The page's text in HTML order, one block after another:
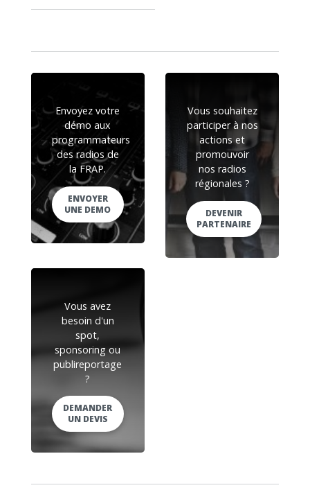
Envoyez votre
démo aux
programmateurs
des radios de
la FRAP.
ENVOYER
UNE DEMO
Vous souhaitez
participer à nos
actions et
promouvoir
nos radios
régionales ?
DEVENIR
PARTENAIRE
Vous avez
besoin d'un
spot,
sponsoring ou
publireportage
?
DEMANDER
UN DEVIS